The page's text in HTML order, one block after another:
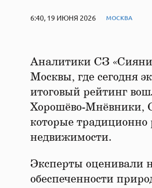
6:40, 19 ИЮНЯ 2026 МОСКВА
Аналитики СЗ
Москвы, где сегодня
итоговый рейтинг
Хорошёво-Мнёвники,
которые традиционно
недвижимости.
Эксперты оценивали
обеспеченности